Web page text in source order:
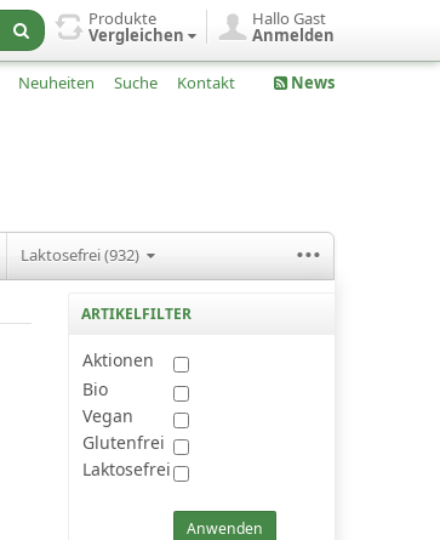
Hallo Gast
Anmelden
Produkte
Vergleichen
Neuheiten Suche Kontakt News
Laktosefrei (932) ...
ARTIKELFILTER
Aktionen
Bio
Vegan
Glutenfrei
Laktosefrei